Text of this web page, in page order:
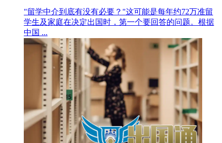
"留学中介到底有没有必要？"这可能是每年约72万准留
学生及家庭在决定出国时，第一个要回答的问题。根据
中国 ...